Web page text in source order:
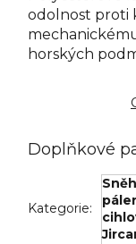
odolnost proti
horských
Doplňkové
Kategorie: